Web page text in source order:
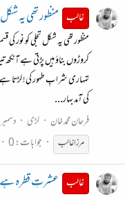
غالب منظور تھی یہ
منظور تھی یہ شکل تجلی کو
کروڑوں بناؤ ہیں پڑتی ہے آنکھ
تمہاری شرابِ طہور کی! لڑتا ہے
کی آمد بہار...
فرحان محمد خان
لڑی دسمبر 14، 2017
مرزاغالب جوابات: 0
غالب عشرتِ قطرہ ہے